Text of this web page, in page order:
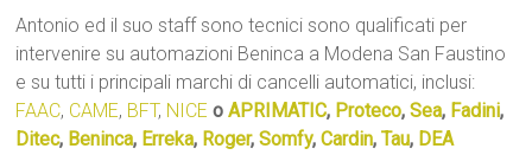
Antonio ed il suo staff sono tecnici sono qualificati per
intervenire su automazioni Beninca a Modena San Faustino
e su tutti i principali marchi di cancelli automatici, inclusi:
FAAC, CAME, BFT, NICE oAPRIMATIC, Proteco,Sea, Fadini,
Ditec, Beninca, Erreka, Roger,Somfy,Cardin,Tau, DEA